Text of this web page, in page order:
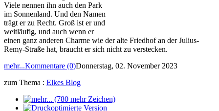
Viele nennen ihn auch den Park
im Sonnenland. Und den Namen
trägt er zu Recht. Groß ist er und
weitläufig, und auch wenn er
einen ganz anderen Charme wie der alte Friedhof an der Julius-
Remy-Straße hat, braucht er sich nicht zu verstecken.
mehr...Kommentare (0)Donnerstag, 02. November 2023
zum Thema : Elkes Blog